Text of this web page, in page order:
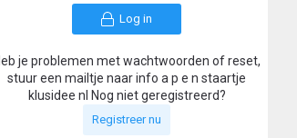
Log in
je problemen met wachtwoorden of reset,
stuur een mailtje naar info a p e n staartje
klusidee nl Nog niet geregistreerd?
Registreer nu